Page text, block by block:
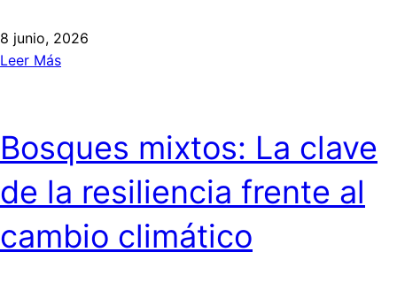
8 junio, 2026
Leer Más
Bosques mixtos: La clave
de la resiliencia frente al
cambio climático